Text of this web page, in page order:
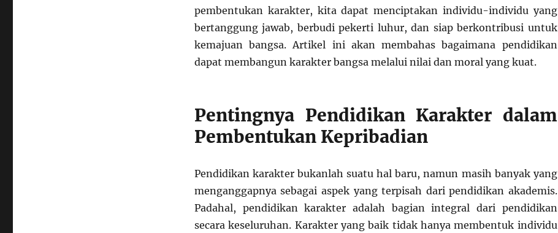
pembentukan karakter, kita dapat menciptakan individu-individu yang
bertanggung jawab, berbudi pekerti luhur, dan siap berkontribusi untuk
kemajuan bangsa. Artikel ini akan membahas bagaimana pendidikan
dapat membangun karakter bangsa melalui nilai dan moral yang kuat.
Pentingnya Pendidikan Karakter dalam
Pembentukan Kepribadian
Pendidikan karakter bukanlah suatu hal baru, namun masih banyak yang
menganggapnya sebagai aspek yang terpisah dari pendidikan akademis.
Padahal, pendidikan karakter adalah bagian integral dari pendidikan
secara keseluruhan. Karakter yang baik tidak hanya membentuk individu